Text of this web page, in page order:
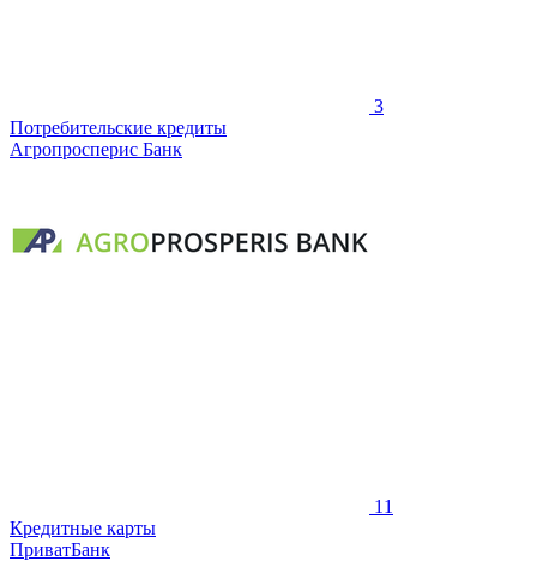
3
Потребительские кредиты
Агропросперис Банк
11
Кредитные карты
ПриватБанк